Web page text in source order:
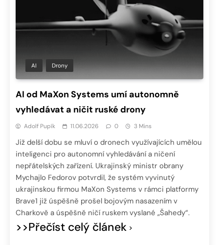
AI Drony
AI od MaXon Systems umí autonomně
vyhledávat a ničit ruské drony
Adolf Pupík 11.06.2026 0 3 Mins
Již delší dobu se mluví o dronech využívajících umělou
inteligenci pro autonomní vyhledávání a ničení
nepřátelských zařízení. Ukrajinský ministr obrany
Mychajlo Fedorov potvrdil, že systém vyvinutý
ukrajinskou firmou MaXon Systems v rámci platformy
Brave1 již úspěšně prošel bojovým nasazením v
Charkově a úspěšně ničí ruskem vyslané „Šahedy“.
>>Přečíst celý článek